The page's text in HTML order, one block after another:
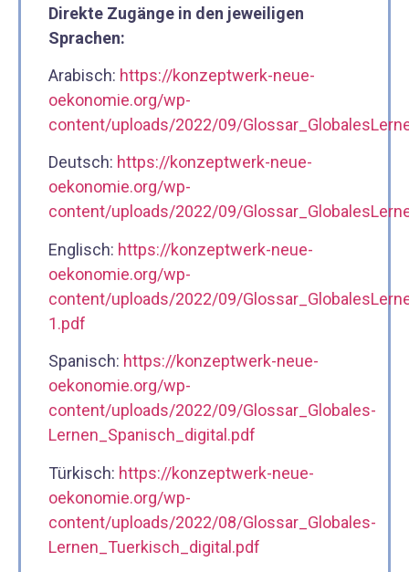
Direkte Zugänge in den jeweiligen
Sprachen:
Arabisch: https://konzeptwerk-neue-
oekonomie.org/wp-
content/uploads/2022/09/
Deutsch: https://konzeptwerk-neue-
oekonomie.org/wp-
content/uploads/2022/09/
Englisch: https://konzeptwerk-neue-
oekonomie.org/wp-
content/uploads/2022/09/
1.pdf
Spanisch: https://konzeptwerk-neue-
oekonomie.org/wp-
content/uploads/2022/09/Glossar_Globales-
Lernen_Spanisch_digital.pdf
Türkisch: https://konzeptwerk-neue-
oekonomie.org/wp-
content/uploads/2022/08/Glossar_Globales-
Lernen_Tuerkisch_digital.pdf